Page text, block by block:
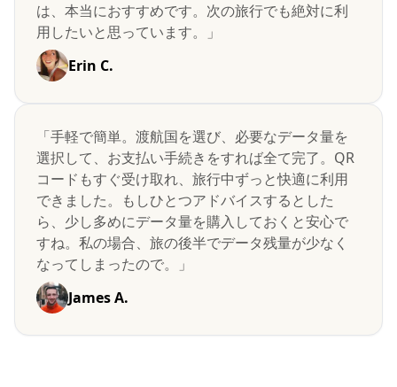
は、本当におすすめです。次の旅行でも絶対に利
用したいと思っています。」
Erin C.
「手軽で簡単。渡航国を選び、必要なデータ量を
選択して、お支払い手続きをすれば全て完了。QR
コードもすぐ受け取れ、旅行中ずっと快適に利用
できました。もしひとつアドバイスするとした
ら、少し多めにデータ量を購入しておくと安心で
すね。私の場合、旅の後半でデータ残量が少なく
なってしまったので。」
James A.